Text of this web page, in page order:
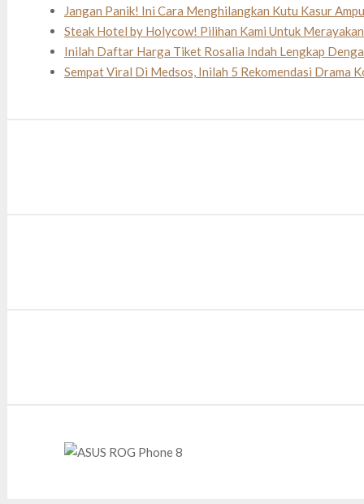
Jangan Panik! Ini Cara Menghilangkan Kutu Kasur
Steak Hotel by Holycow! Pilihan Kami Untuk
Inilah Daftar Harga Tiket Rosalia Indah Lengkap
Sempat Viral Di Medsos, Inilah 5 Rekomendasi Drama